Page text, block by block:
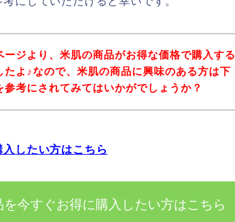
ージより、米肌の商品がお得な価格で購入する
たよ♪なので、米肌の商品に興味のある方は下
参考にされてみてはいかがでしょうか？
したい方はこちら
今すぐお得に購入したい方はこちら